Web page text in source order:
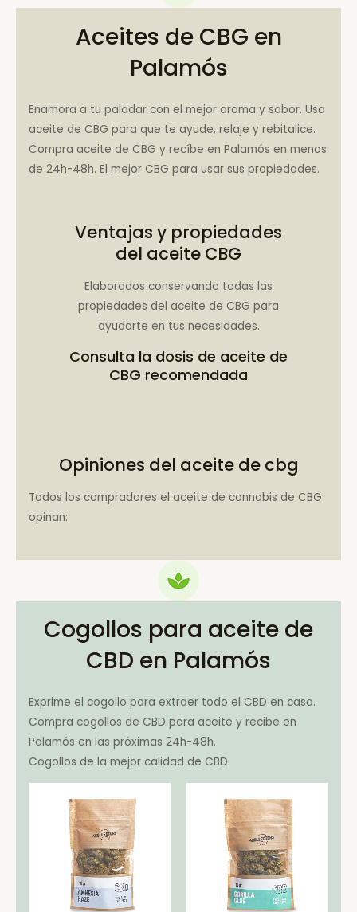
Aceites de CBG en
Palamós
Enamora a tu paladar con el mejor aroma y sabor. Usa
aceite de CBG para que te ayude, relaje y rebitalice.
Compra aceite de CBG y recíbe en Palamós en menos
de 24h-48h. El mejor CBG para usar sus propiedades.
Ventajas y propiedades
del aceite CBG
Elaborados conservando todas las
propiedades del aceite de CBG para
ayudarte en tus necesidades.
Consulta la dosis de aceite de
CBG recomendada
Opiniones del aceite de cbg
Todos los compradores el aceite de cannabis de CBG
opinan:
Cogollos para aceite de
CBD en Palamós
Exprime el cogollo para extraer todo el CBD en casa.
Compra cogollos de CBD para aceite y recibe en
Palamós en las próximas 24h-48h.
Cogollos de la mejor calidad de CBD.